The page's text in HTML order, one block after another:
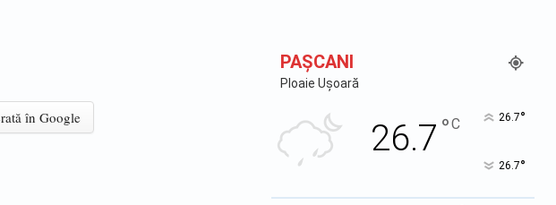
în Google
PAŞCANI
Ploaie Ușoară
26.7 °C 26.7°
26.7°